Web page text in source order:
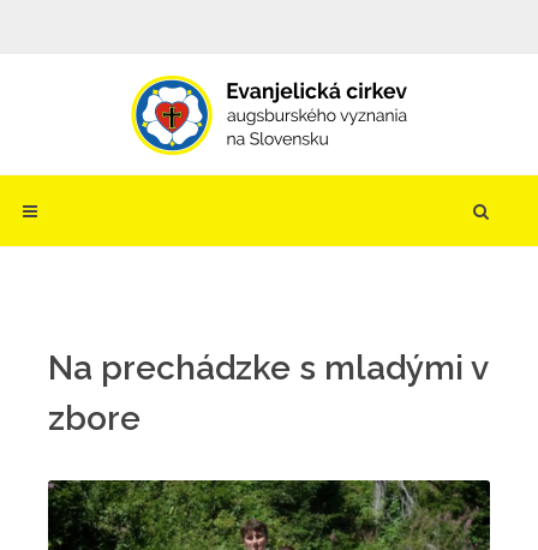
Na prechádzke s mladými v
zbore